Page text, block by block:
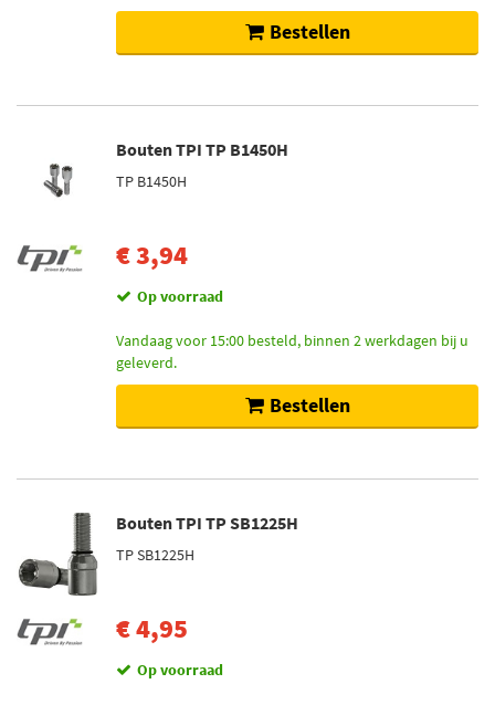
Bestellen
Bouten TPI TP B1450H
TP B1450H
€ 3,94
Op voorraad
Vandaag voor 15:00 besteld, binnen 2 werkdagen bij u
geleverd.
Bestellen
Bouten TPI TP SB1225H
TP SB1225H
€ 4,95
Op voorraad